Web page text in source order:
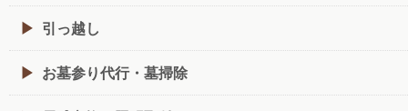
引っ越し
お墓参り代行・墓掃除